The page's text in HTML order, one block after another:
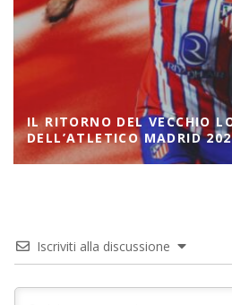
IL RITORNO DEL VECCHIO
DELL’ATLETICO MADRID
Iscriviti alla discussione